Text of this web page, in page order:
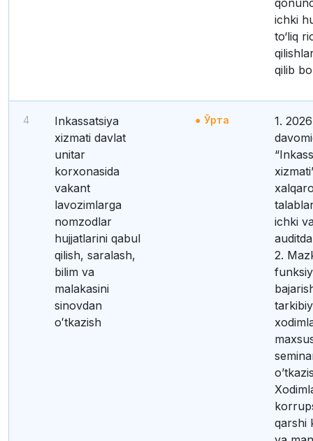
ichki
to‘liq
qilib
4
Inkassatsiya
xizmati davlat
unitar
korxonasida
vakant
lavozimlarga
nomzodlar
hujjatlarini qabul
qilish, saralash,
bilim va
malakasini
sinovdan
oʻtkazish
Ўрта
1. 2026-yil
ichki
2.
qarshi